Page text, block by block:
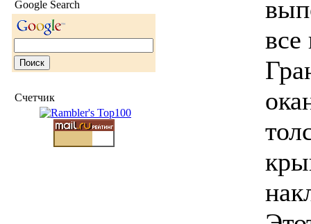
Google Search
Счетчик
все